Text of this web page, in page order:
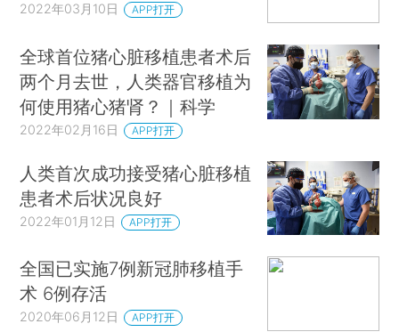
2022年03月10日 APP打开
全球首位猪心脏移植患者术后
两个月去世，人类器官移植为
何使用猪心猪肾？｜科学
2022年02月16日 APP打开
人类首次成功接受猪心脏移植
患者术后状况良好
2022年01月12日 APP打开
全国已实施7例新冠肺移植手
术 6例存活
2020年06月12日 APP打开